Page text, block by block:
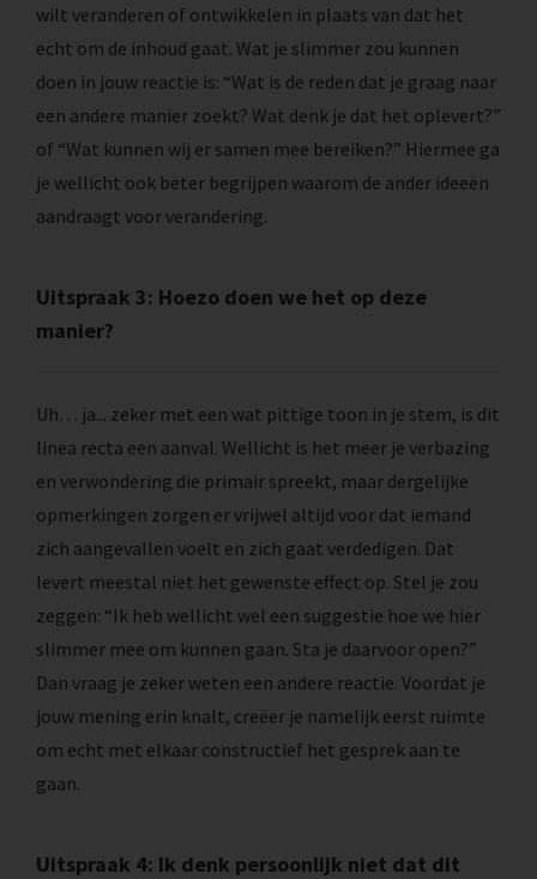
wilt veranderen of ontwikkelen in plaats van dat het
echt om de inhoud gaat. Wat je slimmer zou kunnen
doen in jouw reactie is: “Wat is de reden dat je graag naar
een andere manier zoekt? Wat denk je dat het oplevert?”
of “Wat kunnen wij er samen mee bereiken?” Hiermee ga
je wellicht ook beter begrijpen waarom de ander ideeën
aandraagt voor verandering.
Uitspraak 3: Hoezo doen we het op deze
manier?
Uh… ja... zeker met een wat pittige toon in je stem, is dit
linea recta een aanval. Wellicht is het meer je verbazing
en verwondering die primair spreekt, maar dergelijke
opmerkingen zorgen er vrijwel altijd voor dat iemand
zich aangevallen voelt en zich gaat verdedigen. Dat
levert meestal niet het gewenste effect op. Stel je zou
zeggen: “Ik heb wellicht wel een suggestie hoe we hier
slimmer mee om kunnen gaan. Sta je daarvoor open?”
Dan vraag je zeker weten een andere reactie. Voordat je
jouw mening erin knalt, creëer je namelijk eerst ruimte
om echt met elkaar constructief het gesprek aan te
gaan.
Uitspraak 4: Ik denk persoonlijk niet dat dit